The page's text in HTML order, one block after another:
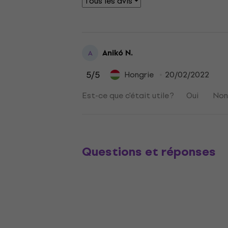
A Anikó N.
5/5 Hongrie
20/02/2022
Est-ce que c'était utile ?
Oui Non
Questions et réponses